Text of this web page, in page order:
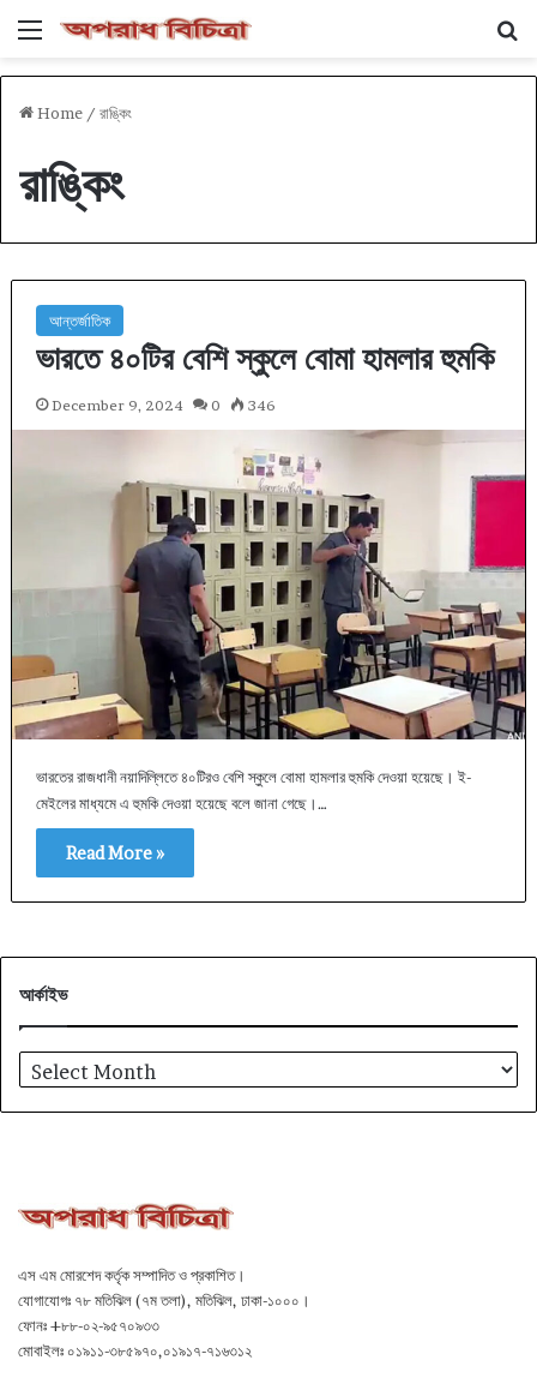
Menu
Home / রাঙ্কিং
রাঙ্কিং
আন্তর্জাতিক
ভারতে ৪০টির বেশি স্কুলে বোমা হামলার হুমকি
December 9, 2024 0 346
ভারতের রাজধানী নয়াদিল্লিতে ৪০টিরও বেশি স্কুলে বোমা হামলার হুমকি দেওয়া হয়েছে। ই-
মেইলের মাধ্যমে এ হুমকি দেওয়া হয়েছে বলে জানা গেছে।…
Read More »
আর্কাইভ
আর্কাইভ
এস এম মোরশেদ কর্তৃক সম্পাদিত ও প্রকাশিত।
যোগাযোগঃ ৭৮ মতিঝিল (৭ম তলা), মতিঝিল, ঢাকা-১০০০।
ফোনঃ +৮৮-০২-৯৫৭০৯৩৩
মোবাইলঃ ০১৯১১-৩৮৫৯৭০,০১৯১৭-৭১৬৩১২